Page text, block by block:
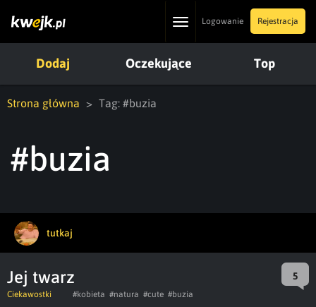
ToggleLogowanie Rejestracja
Dodaj Oczekujące Top
Strona główna Tag: #buzia
#buzia
tutkaj
Jej twarz 5
Ciekawostki #kobieta #natura #cute #buzia